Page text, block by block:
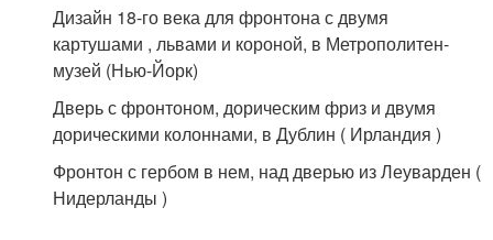
Дизайн 18-го века для фронтона с двумя
картушами , львами и короной, в Метрополитен-
музей (Нью-Йорк)
Дверь с фронтоном, дорическим фриз и двумя
дорическими колоннами, в Дублин ( Ирландия )
Фронтон с гербом в нем, над дверью из Леуварден (
Нидерланды )